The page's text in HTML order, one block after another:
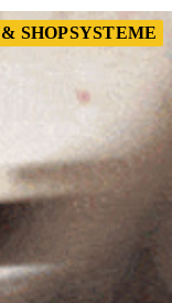
SHOPSYSTEME